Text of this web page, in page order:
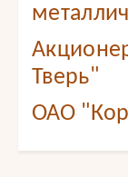
Тверь"
ОАО